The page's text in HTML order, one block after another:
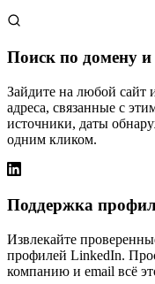
Поиск по домену и
Зайдите на любой сайт
адреса, связанные с
источники, даты
одним кликом.
Поддержка
Извлекайте
профилей LinkedIn.
компанию и email всё